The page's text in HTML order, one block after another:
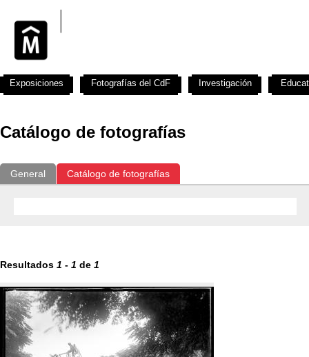
Catálogo de fotografías
General Catálogo de fotografías
Resultados 1 - 1 de 1
Exposiciones Fotografías del CdF Investigación